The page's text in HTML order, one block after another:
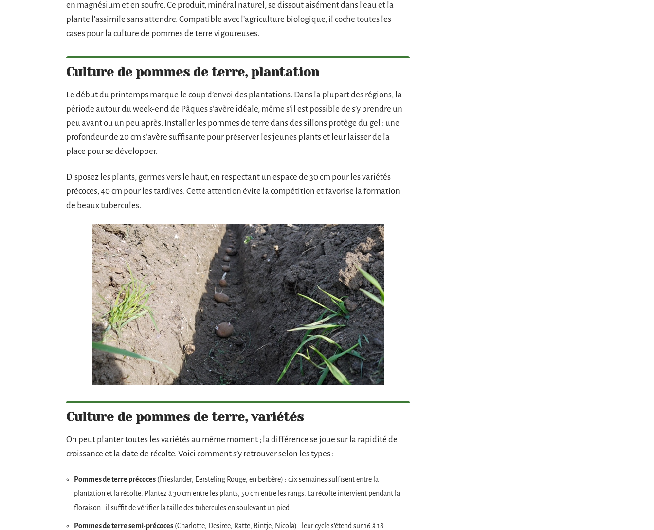
en magnésium et en soufre. Ce produit, minéral naturel, se dissout aisément dans l’eau et la
plante l’assimile sans attendre. Compatible avec l’agriculture biologique, il coche toutes les
cases pour la culture de pommes de terre vigoureuses.
Culture de pommes de terre, plantation
Le début du printemps marque le coup d’envoi des plantations. Dans la plupart des régions, la
période autour du week-end de Pâques s’avère idéale, même s’il est possible de s’y prendre un
peu avant ou un peu après. Installer les pommes de terre dans des sillons protège du gel : une
profondeur de 20 cm s’avère suffisante pour préserver les jeunes plants et leur laisser de la
place pour se développer.
Disposez les plants, germes vers le haut, en respectant un espace de 30 cm pour les variétés
précoces, 40 cm pour les tardives. Cette attention évite la compétition et favorise la formation
de beaux tubercules.
Culture de pommes de terre, variétés
On peut planter toutes les variétés au même moment ; la différence se joue sur la rapidité de
croissance et la date de récolte. Voici comment s’y retrouver selon les types :
Pommes de terre précoces (Frieslander, Eersteling Rouge, en berbère) : dix semaines suffisent entre la
plantation et la récolte. Plantez à 30 cm entre les plants, 50 cm entre les rangs. La récolte intervient pendant la
floraison : il suffit de vérifier la taille des tubercules en soulevant un pied.
Pommes de terre semi-précoces (Charlotte, Desiree, Ratte, Bintje, Nicola) : leur cycle s’étend sur 16 à 18